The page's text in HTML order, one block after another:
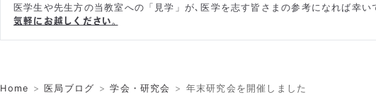
医学生や先生方の当教室への「見学」が､医学を志す皆さまの参考になれば幸い
気軽にお越しください。
Home 医局ブログ 学会・研究会 年末研究会を開催しました